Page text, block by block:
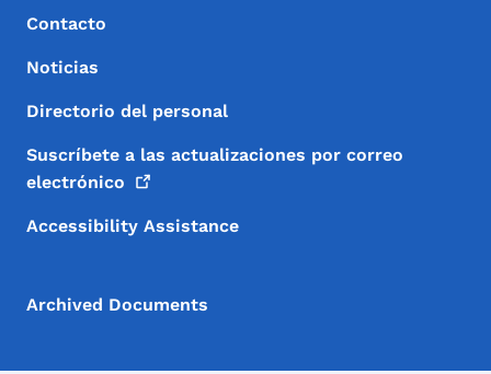
Contacto
Noticias
Directorio del personal
Suscríbete a las actualizaciones por correo
electrónico
Accessibility Assistance
Archived Documents